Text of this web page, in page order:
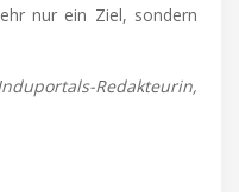
nur ein Ziel, sondern
Redakteurin,